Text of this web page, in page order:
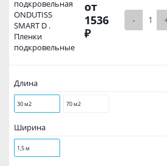
подкровельная
ONDUTISS
SMART D .
Пленки
подкровельные
от
1536
₽
-
Длина
30 м2 70 м2
Ширина
1,5 м